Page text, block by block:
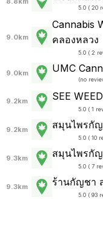
5.0 ( 20
9.0km
Cannabis
คลองหลวง
5.0 ( 2
9.0km UMC
(no
9.2km SEE
5.0 ( 1
9.2km สมุนไพรกัญ
5.0 ( 10
9.3km สมุนไพรกั
5.0 ( 7
9.3km ร้านกัญชา
5.0 ( 93